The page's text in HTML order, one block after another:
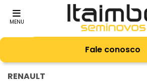
MENU
Fale conosco
RENAULT